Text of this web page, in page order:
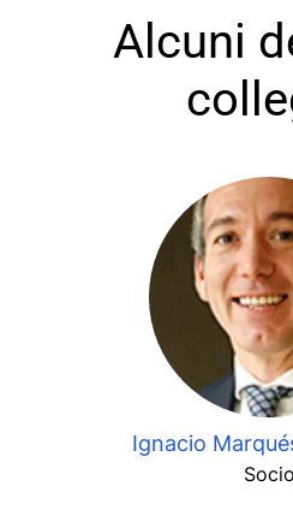
Alcuni
Ignacio
Socio